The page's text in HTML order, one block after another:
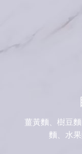
薑黃麵、樹豆
麵、水